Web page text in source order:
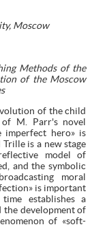
Moscow
Methods of the
of the Moscow
of the child
M. Parr's novel
imperfect hero» is
is a new stage
model of
and the symbolic
moral
is important
establishes a
development of
of «soft-